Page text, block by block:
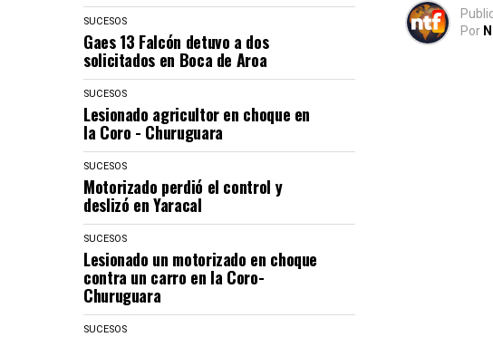
SUCESOS
Gaes 13 Falcón detuvo a dos
solicitados en Boca de Aroa
SUCESOS
Lesionado agricultor en choque en
la Coro - Churuguara
SUCESOS
Motorizado perdió el control y
deslizó en Yaracal
SUCESOS
Lesionado un motorizado en choque
contra un carro en la Coro-
Churuguara
SUCESOS
Por